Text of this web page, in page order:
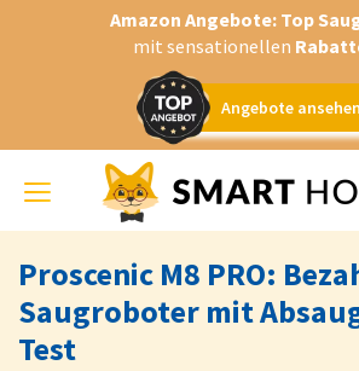
Amazon Angebote: Top
mit sensationellen
Angebote
Toggle
navigation
Proscenic M8 PRO:
Saugroboter mit
Test